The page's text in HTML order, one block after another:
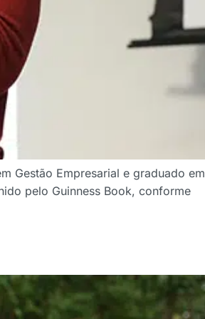
Gestão Empresarial e graduado em
pelo Guinness Book, conforme